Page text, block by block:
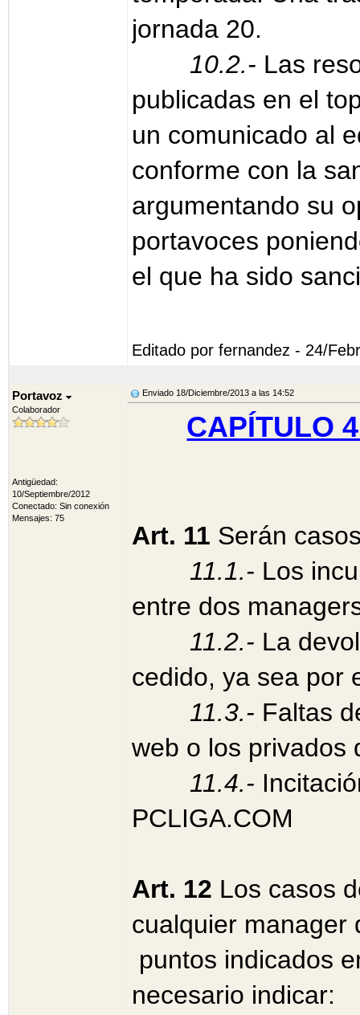
jornada 20.
10.2.- Las
publicadas en el
un comunicado al
conforme con la
argumentando su
portavoces
el que ha sido
Editado por fernandez - 24/
Portavoz
Colaborador
Antigüedad:
10/Septiembre/2012
Conectado: Sin conexión
Mensajes: 75
Enviado 18/Diciembre/2013 a las 14:52
CAPÍTULO
Art. 11 Serán
11.1.- Los
entre dos
11.2.- La
cedido, ya sea por
11.3.- Faltas
web o los privados
11.4.-
PCLIGA.COM
Art. 12 Los casos
cualquier manager
puntos indicados
necesario indicar: